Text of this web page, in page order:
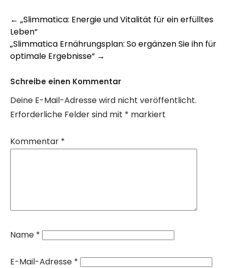
Post
navigation
← „Slimmatica: Energie und Vitalität für ein erfülltes
Leben“
„Slimmatica Ernährungsplan: So ergänzen Sie ihn für
optimale Ergebnisse“ →
Schreibe einen Kommentar
Deine E-Mail-Adresse wird nicht veröffentlicht.
Erforderliche Felder sind mit * markiert
Kommentar *
Name *
E-Mail-Adresse *